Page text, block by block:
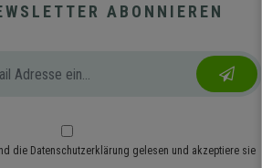
ABONNIEREN
die Datenschutzerklärung gelesen und akzeptiere sie